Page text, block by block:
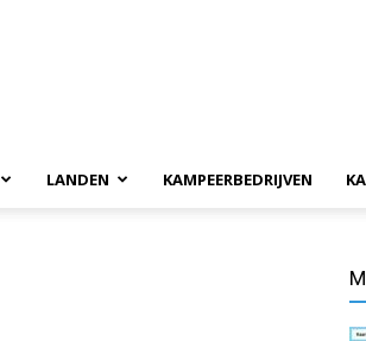
LANDEN KAMPEERBEDRIJVEN